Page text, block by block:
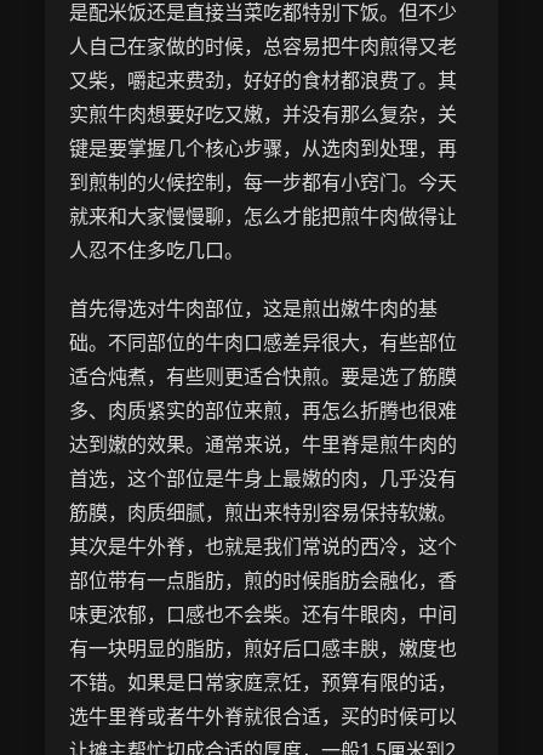
是配米饭还是直接当菜吃都特别下饭。但不少
人自己在家做的时候，总容易把牛肉煎得又老
又柴，嚼起来费劲，好好的食材都浪费了。其
实煎牛肉想要好吃又嫩，并没有那么复杂，关
键是要掌握几个核心步骤，从选肉到处理，再
到煎制的火候控制，每一步都有小窍门。今天
就来和大家慢慢聊，怎么才能把煎牛肉做得让
人忍不住多吃几口。
首先得选对牛肉部位，这是煎出嫩牛肉的基
础。不同部位的牛肉口感差异很大，有些部位
适合炖煮，有些则更适合快煎。要是选了筋膜
多、肉质紧实的部位来煎，再怎么折腾也很难
达到嫩的效果。通常来说，牛里脊是煎牛肉的
首选，这个部位是牛身上最嫩的肉，几乎没有
筋膜，肉质细腻，煎出来特别容易保持软嫩。
其次是牛外脊，也就是我们常说的西冷，这个
部位带有一点脂肪，煎的时候脂肪会融化，香
味更浓郁，口感也不会柴。还有牛眼肉，中间
有一块明显的脂肪，煎好后口感丰腴，嫩度也
不错。如果是日常家庭烹饪，预算有限的话，
选牛里脊或者牛外脊就很合适，买的时候可以